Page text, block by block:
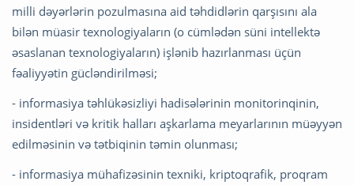
milli dəyərlərin pozulmasına aid təhdidlərin qarşısını ala
bilən müasir texnologiyaların (o cümlədən süni intellektə
əsaslanan texnologiyaların) işlənib hazırlanması üçün
fəaliyyətin gücləndirilməsi;
- informasiya təhlükəsizliyi hadisələrinin monitorinqinin,
insidentləri və kritik halları aşkarlama meyarlarının müəyyən
edilməsinin və tətbiqinin təmin olunması;
- informasiya mühafizəsinin texniki, kriptoqrafik, proqram